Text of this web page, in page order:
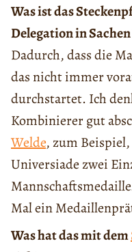
Was ist das
Delegation in
Dadurch, dass die
das nicht immer
durchstartet. Ich
Kombinierer gut
Welde, zum
Universiade zwei
Mal ein
Was hat das mit dem